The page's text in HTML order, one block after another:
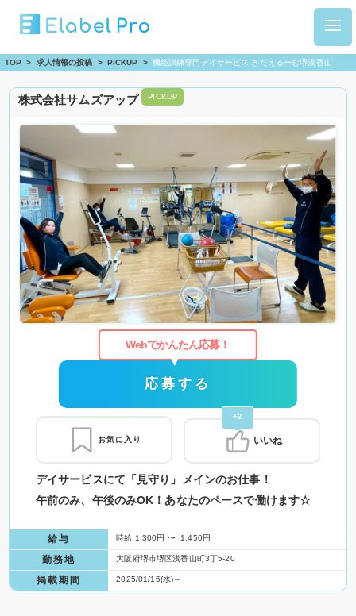
TOP > 求人情報の投稿 > PICKUP > 機能訓練専門デイサービス きたえるーむ堺浅香山
株式会社サムズアップ PICKUP
デイサービスにて「見守り」メインのお仕事！
午前のみ、午後のみOK！あなたのペースで働けます☆
Webでかんたん応募！
応募する
お気に入り
+2
いいね
給与 時給 1,300円 〜 1,450円
勤務地 大阪府堺市堺区浅香山町3丁5-20
掲載期間 2025/01/15(水)～